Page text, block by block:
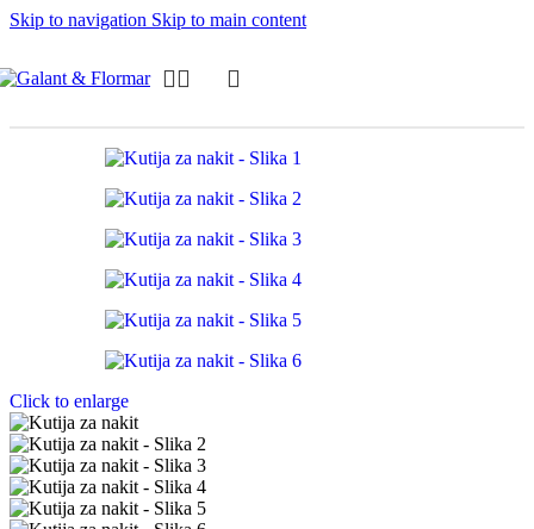
Skip to navigation Skip to main content
Click to enlarge